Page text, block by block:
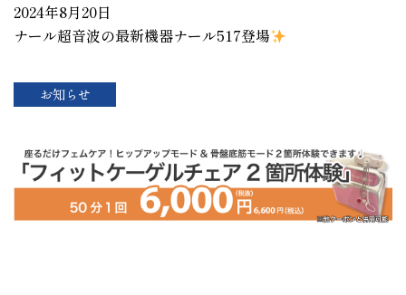
2024年8月20日
ナール超音波の最新機器ナール517登場
お知らせ